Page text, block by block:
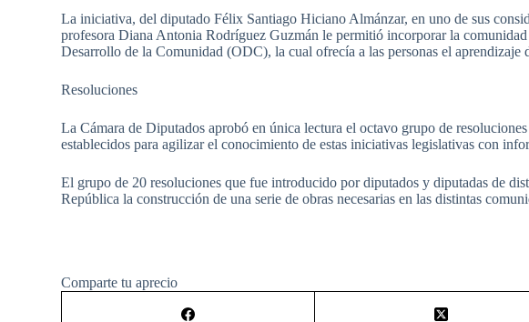
La iniciativa, del diputado Félix Santiago Hiciano Almánzar, en uno de sus
profesora Diana Antonia Rodríguez Guzmán le permitió incorporar la
Desarrollo de la Comunidad (ODC), la cual ofrecía a las personas el
Resoluciones
La Cámara de Diputados aprobó en única lectura el octavo grupo de
establecidos para agilizar el conocimiento de estas iniciativas legislativas con
El grupo de 20 resoluciones que fue introducido por diputados y diputadas de
República la construcción de una serie de obras necesarias en las distintas
Comparte tu aprecio